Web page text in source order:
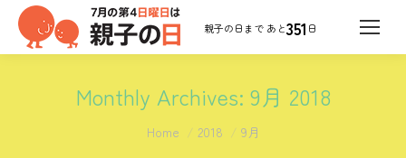
351 日
Monthly Archives: 9月 2018
You are here:
Home 2018 9月